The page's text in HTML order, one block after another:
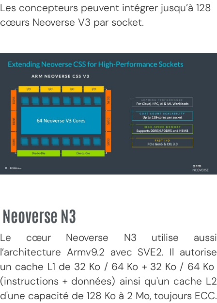
Les concepteurs peuvent intégrer jusqu’à 128
cœurs Neoverse V3 par socket.
Neoverse N3
Le cœur Neoverse N3 utilise aussi
l’architecture Armv9.2 avec SVE2. Il autorise
un cache L1 de 32 Ko / 64 Ko + 32 Ko / 64 Ko
(instructions + données) ainsi qu'un cache L2
d'une capacité de 128 Ko à 2 Mo, toujours ECC.